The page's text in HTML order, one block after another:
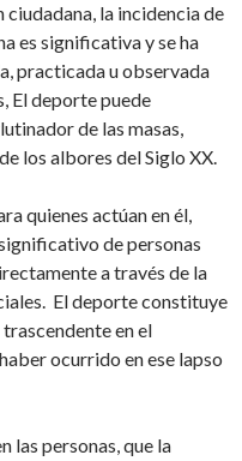
la incidencia de
es significativa y se ha
practicada u observada
El deporte puede
de las masas,
los albores del Siglo XX.
quienes actúan en él,
de personas
a través de la
El deporte constituye
en el
ocurrido en ese lapso
las personas, que la